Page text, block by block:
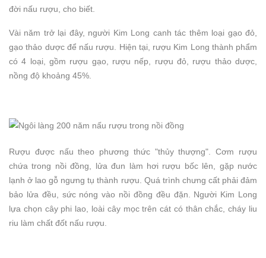
đời nấu rượu, cho biết.
Vài năm trở lại đây, người Kim Long canh tác thêm loại gạo đỏ,
gạo thảo dược để nấu rượu. Hiện tại, rượu Kim Long thành phẩm
có 4 loại, gồm rượu gạo, rượu nếp, rượu đỏ, rượu thảo dược,
nồng độ khoảng 45%.
Rượu được nấu theo phương thức "thủy thượng". Cơm rượu
chứa trong nồi đồng, lửa đun làm hơi rượu bốc lên, gặp nước
lạnh ở lao gỗ ngưng tụ thành rượu. Quá trình chưng cất phải đảm
bảo lửa đều, sức nóng vào nồi đồng đều đặn. Người Kim Long
lựa chọn cây phi lao, loài cây mọc trên cát có thân chắc, cháy liu
riu làm chất đốt nấu rượu.